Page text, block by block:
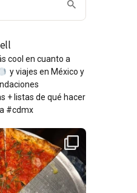
cool en cuanto a
y viajes en México y
+ listas de qué hacer
#cdmx